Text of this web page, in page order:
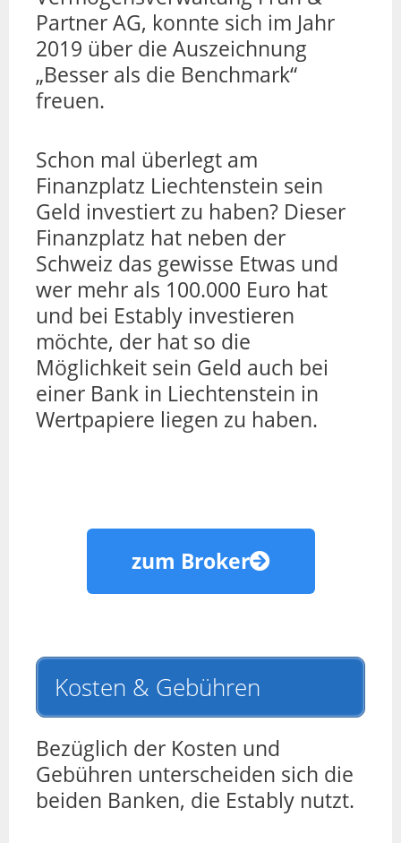
Partner AG, konnte sich im Jahr
2019 über die Auszeichnung
„Besser als die Benchmark“
freuen.
Schon mal überlegt am
Finanzplatz Liechtenstein sein
Geld investiert zu haben? Dieser
Finanzplatz hat neben der
Schweiz das gewisse Etwas und
wer mehr als 100.000 Euro hat
und bei Estably investieren
möchte, der hat so die
Möglichkeit sein Geld auch bei
einer Bank in Liechtenstein in
Wertpapiere liegen zu haben.
zum Broker
Kosten & Gebühren
Bezüglich der Kosten und
Gebühren unterscheiden sich die
beiden Banken, die Estably nutzt.